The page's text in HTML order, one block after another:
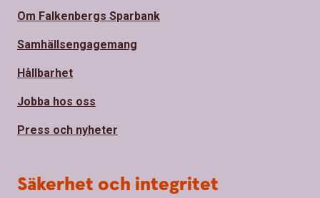
Om Falkenbergs Sparbank
Samhällsengagemang
Hållbarhet
Jobba hos oss
Press och nyheter
Säkerhet och integritet